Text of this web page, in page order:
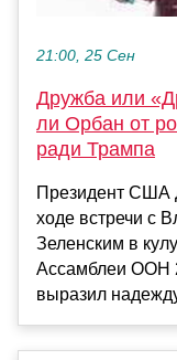
21:00, 25 Сен
Дружба или
ли Орбан от
ради Трампа
Президент США
ходе встречи с
Зеленским в
Ассамблеи ООН
выразил